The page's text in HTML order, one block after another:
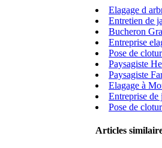
Elagage d
Entretien de
Bucheron
Entreprise
Pose de
Paysagiste
Paysagiste
Elagage à
Entreprise
Pose de
Articles